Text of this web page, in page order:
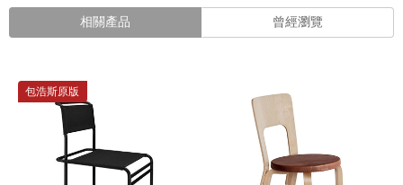
相關產品 曾經瀏覽
包浩斯原版